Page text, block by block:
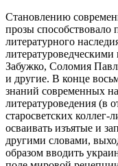
Становлению
прозы способствовало
литературного
Забужко, Соломия
и другие. В конце
знаний современных
литературоведения (в
старосветских коллег-
осваивать изъятые и
другими словами,
образом вводить